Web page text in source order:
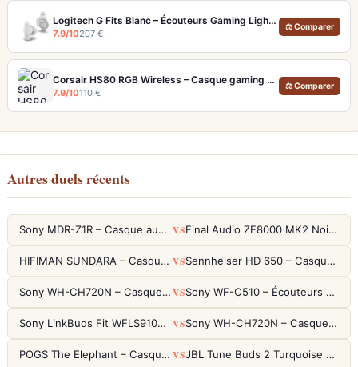
Logitech G Fits Blanc – Écouteurs Gaming Lightform Moulage UV LIGHTSPEED
7.9/10207 €
⚖ Comparer
Corsair HS80 RGB Wireless – Casque gaming sans fil avec micro broadcast
7.9/10110 €
⚖ Comparer
Autres duels récents
Sony MDR-Z1R – Casque audiophile fermé haute résolution VS Final Audio ZE8000 MK2 Noir – Écouteurs True Wireless audiophiles 8K Sound
HIFIMAN SUNDARA – Casque Planar Magnetic Ouvert Over-Ear Audiophile VS Sennheiser HD 650 – Casque audiophile ouvert pour l'écoute analytique
Sony WH-CH720N – Casque ANC 35h, Ultra-léger (192g) avec Processeur V1 VS Sony WF-C510 – Écouteurs True Wireless compacts, autonomie 22h et multipoint
Sony LinkBuds Fit WFLS910NW Blanc – Écouteurs Sport Ailes ANC VS Sony WH-CH720N – Casque ANC 35h, Ultra-léger (192g) avec Processeur V1
POGS The Elephant – Casque Filaire Enfants 85dB POGS-Safe™ (Éco-Responsable) VS JBL Tune Buds 2 Turquoise – Écouteurs True Wireless avec ANC et autonomie 48h